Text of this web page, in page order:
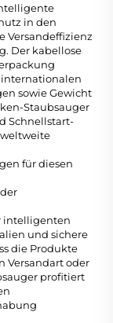
in den
Versandeffizienz
Der kabellose
sowie Gewicht
Staubsauger
Schnellstart-
für diesen
intelligenten
und sichere
die Produkte
Versandart oder
profitiert